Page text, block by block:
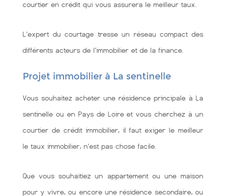
courtier en crédit qui vous assurera le meilleur taux.
L'expert du courtage tresse un réseau compact des
différents acteurs de l'immobilier et de la finance.
Projet immobilier à La sentinelle
Vous souhaitez acheter une résidence principale à La
sentinelle ou en Pays de Loire et vous cherchez à un
courtier de crédit immobilier, il faut exiger le meilleur
le taux immobilier, n'est pas chose facile.
Que vous souhaitiez un appartement ou une maison
pour y vivre, ou encore une résidence secondaire, ou